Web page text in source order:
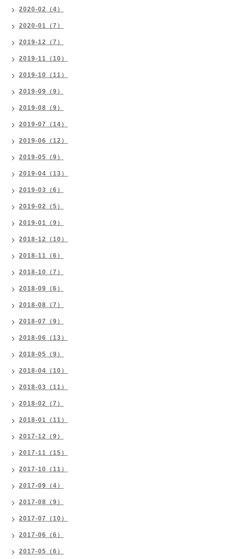
2020-02（4）
2020-01（7）
2019-12（7）
2019-11（10）
2019-10（11）
2019-09（9）
2019-08（9）
2019-07（14）
2019-06（12）
2019-05（9）
2019-04（13）
2019-03（6）
2019-02（5）
2019-01（9）
2018-12（10）
2018-11（6）
2018-10（7）
2018-09（6）
2018-08（7）
2018-07（9）
2018-06（13）
2018-05（9）
2018-04（10）
2018-03（11）
2018-02（7）
2018-01（11）
2017-12（9）
2017-11（15）
2017-10（11）
2017-09（4）
2017-08（9）
2017-07（10）
2017-06（6）
2017-05（6）